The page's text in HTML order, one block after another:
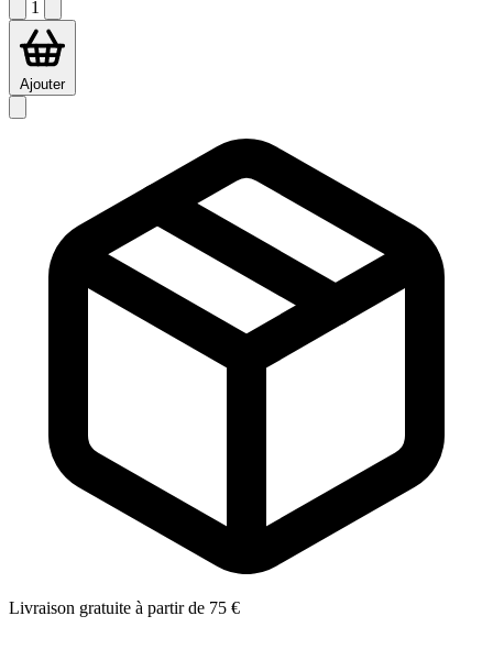
1
Ajouter
Livraison gratuite à partir de 75 €